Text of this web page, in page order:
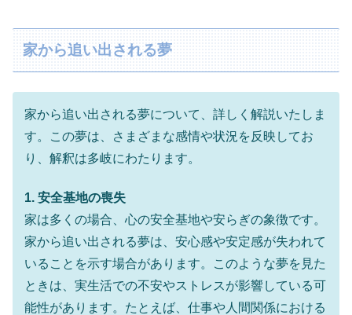
家から追い出される夢
家から追い出される夢について、詳しく解説いたしま
す。この夢は、さまざまな感情や状況を反映してお
り、解釈は多岐にわたります。
1. 安全基地の喪失
家は多くの場合、心の安全基地や安らぎの象徴です。
家から追い出される夢は、安心感や安定感が失われて
いることを示す場合があります。このような夢を見た
ときは、実生活での不安やストレスが影響している可
能性があります。たとえば、仕事や人間関係における